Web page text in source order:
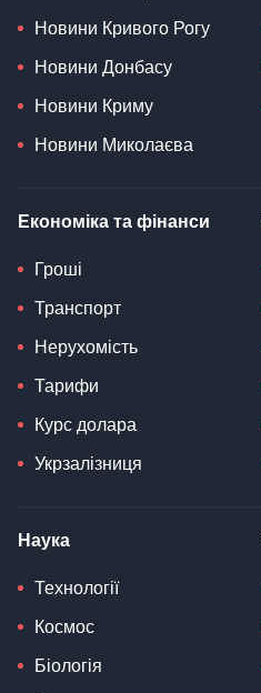
Новини Кривого Рогу
Новини Донбасу
Новини Криму
Новини Миколаєва
Економіка та фінанси
Гроші
Транспорт
Нерухомість
Тарифи
Курс долара
Укрзалізниця
Наука
Технології
Космос
Біологія